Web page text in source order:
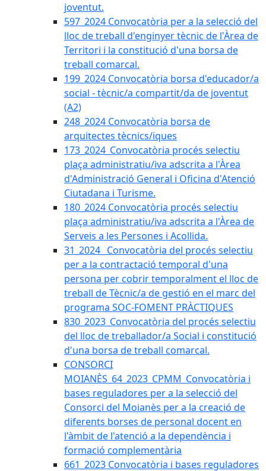
joventut.
597_2024 Convocatòria per a la selecció del
lloc de treball d'enginyer tècnic de l'Àrea de
Territori i la constitució d'una borsa de
treball comarcal.
199_2024 Convocatòria borsa d'educador/a
social - tècnic/a compartit/da de joventut
(A2)
248_2024 Convocatòria borsa de
arquitectes tècnics/iques
173_2024_Convocatòria procés selectiu
plaça administratiu/iva adscrita a l'Àrea
d'Administració General i Oficina d'Atenció
Ciutadana i Turisme.
180_2024 Convocatòria procés selectiu
plaça administratiu/iva adscrita a l'Àrea de
Serveis a les Persones i Acollida.
31_2024_ Convocatòria del procés selectiu
per a la contractació temporal d'una
persona per cobrir temporalment el lloc de
treball de Tècnic/a de gestió en el marc del
programa SOC-FOMENT PRÀCTIQUES
830_2023_Convocatòria del procés selectiu
del lloc de treballador/a Social i constitució
d'una borsa de treball comarcal.
CONSORCI
MOIANÈS_64_2023_CPMM_Convocatòria i
bases reguladores per a la selecció del
Consorci del Moianès per a la creació de
diferents borses de personal docent en
l'àmbit de l'atenció a la dependència i
formació complementària
661_2023 Convocatòria i bases reguladores